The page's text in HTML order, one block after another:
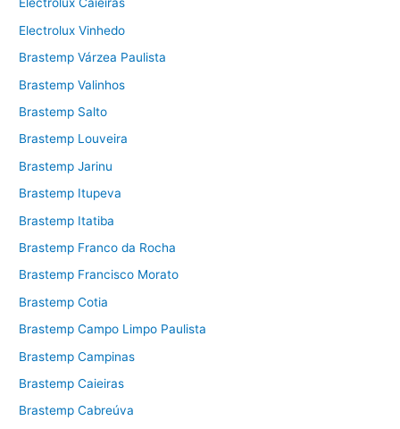
Electrolux Caieiras
Electrolux Vinhedo
Brastemp Várzea Paulista
Brastemp Valinhos
Brastemp Salto
Brastemp Louveira
Brastemp Jarinu
Brastemp Itupeva
Brastemp Itatiba
Brastemp Franco da Rocha
Brastemp Francisco Morato
Brastemp Cotia
Brastemp Campo Limpo Paulista
Brastemp Campinas
Brastemp Caieiras
Brastemp Cabreúva